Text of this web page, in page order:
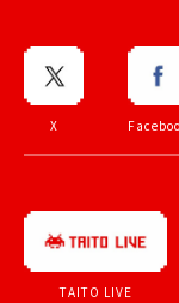
X
TAITO LIVE